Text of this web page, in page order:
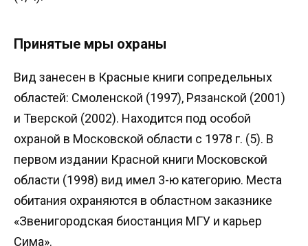
Принятые мры охраны
Вид занесен в Красные книги сопредельных
областей: Смоленской (1997), Рязанской (2001)
и Тверской (2002). Находится под особой
охраной в Московской области с 1978 г. (5). В
первом издании Красной книги Московской
области (1998) вид имел 3-ю категорию. Места
обитания охраняются в областном заказнике
«Звенигородская биостанция МГУ и карьер
Сима».